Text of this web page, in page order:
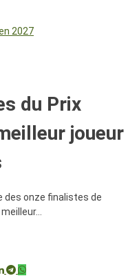
2027
du Prix
joueur
des onze finalistes de